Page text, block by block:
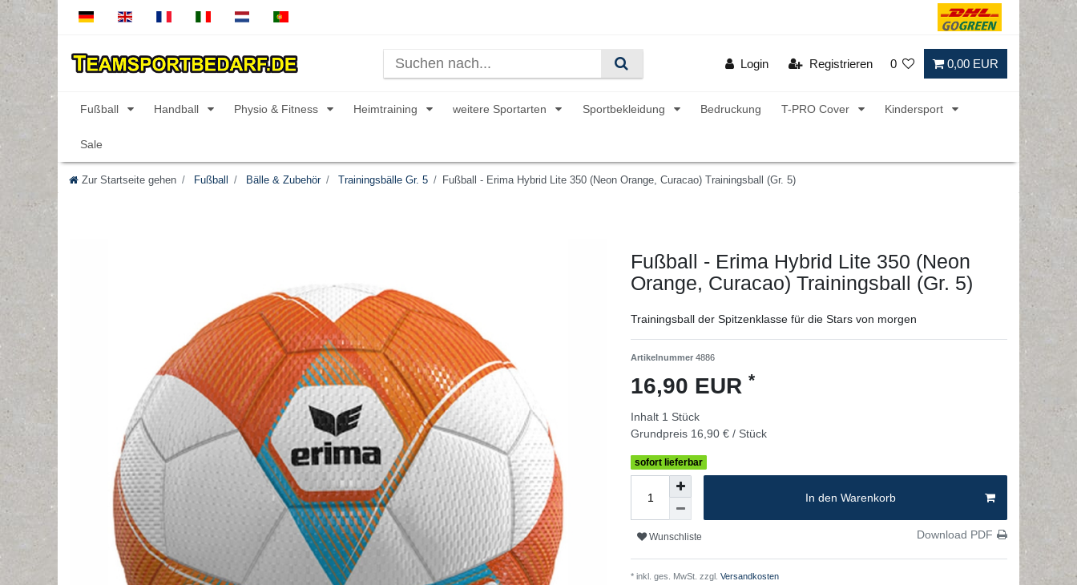
Login Registrieren 0 0,00 EUR
Fußball Handball Physio & Fitness Heimtraining weitere Sportarten Sportbekleidung Bedruckung T-PRO Cover Kindersport
Sale
Zur Startseite gehen Fußball Bälle & Zubehör Trainingsbälle Gr. 5 Fußball - Erima Hybrid Lite 350 (Neon Orange, Curacao) Trainingsball (Gr. 5)
Fußball - Erima Hybrid Lite 350 (Neon
Orange, Curacao) Trainingsball (Gr. 5)
Trainingsball der Spitzenklasse für die Stars von morgen
Artikelnummer 4886
16,90 EUR *
Inhalt 1 Stück
Grundpreis 16,90 € / Stück
sofort lieferbar
In den Warenkorb
Wunschliste Download PDF
* inkl. ges. MwSt. zzgl. Versandkosten